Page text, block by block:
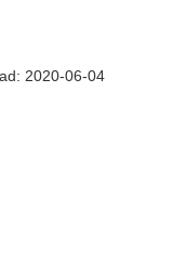
2020-06-04